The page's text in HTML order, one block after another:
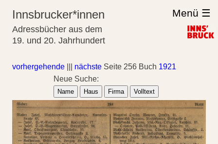
Innsbrucker*innen
Adressbücher aus dem
19. und 20. Jahrhundert
Menü ☰
vorhergehende nächste Seite 256 Buch 1921
Neue Suche:
Name Haus Firma Volltext